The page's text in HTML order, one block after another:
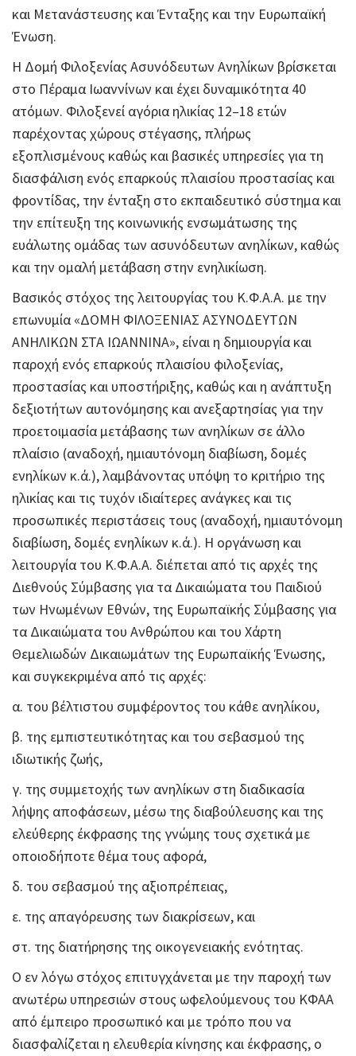
και Μετανάστευσης και Ένταξης και την Ευρωπαϊκή
Ένωση.
Η Δομή Φιλοξενίας Ασυνόδευτων Ανηλίκων βρίσκεται
στο Πέραμα Ιωαννίνων και έχει δυναμικότητα 40
ατόμων. Φιλοξενεί αγόρια ηλικίας 12–18 ετών
παρέχοντας χώρους στέγασης, πλήρως
εξοπλισμένους καθώς και βασικές υπηρεσίες για τη
διασφάλιση ενός επαρκούς πλαισίου προστασίας και
φροντίδας, την ένταξη στο εκπαιδευτικό σύστημα και
την επίτευξη της κοινωνικής ενσωμάτωσης της
ευάλωτης ομάδας των ασυνόδευτων ανηλίκων, καθώς
και την ομαλή μετάβαση στην ενηλικίωση.
Βασικός στόχος της λειτουργίας του Κ.Φ.Α.Α. με την
επωνυμία «ΔΟΜΗ ΦΙΛΟΞΕΝΙΑΣ ΑΣΥΝΟΔΕΥΤΩΝ
ΑΝΗΛΙΚΩΝ ΣΤΑ ΙΩΑΝΝΙΝΑ», είναι η δημιουργία και
παροχή ενός επαρκούς πλαισίου φιλοξενίας,
προστασίας και υποστήριξης, καθώς και η ανάπτυξη
δεξιοτήτων αυτονόμησης και ανεξαρτησίας για την
προετοιμασία μετάβασης των ανηλίκων σε άλλο
πλαίσιο (αναδοχή, ημιαυτόνομη διαβίωση, δομές
ενηλίκων κ.ά.), λαμβάνοντας υπόψη το κριτήριο της
ηλικίας και τις τυχόν ιδιαίτερες ανάγκες και τις
προσωπικές περιστάσεις τους (αναδοχή, ημιαυτόνομη
διαβίωση, δομές ενηλίκων κ.ά.). Η οργάνωση και
λειτουργία του Κ.Φ.Α.Α. διέπεται από τις αρχές της
Διεθνούς Σύμβασης για τα Δικαιώματα του Παιδιού
των Ηνωμένων Εθνών, της Ευρωπαϊκής Σύμβασης για
τα Δικαιώματα του Ανθρώπου και του Χάρτη
Θεμελιωδών Δικαιωμάτων της Ευρωπαϊκής Ένωσης,
και συγκεκριμένα από τις αρχές:
α. του βέλτιστου συμφέροντος του κάθε ανηλίκου,
β. της εμπιστευτικότητας και του σεβασμού της
ιδιωτικής ζωής,
γ. της συμμετοχής των ανηλίκων στη διαδικασία
λήψης αποφάσεων, μέσω της διαβούλευσης και της
ελεύθερης έκφρασης της γνώμης τους σχετικά με
οποιοδήποτε θέμα τους αφορά,
δ. του σεβασμού της αξιοπρέπειας,
ε. της απαγόρευσης των διακρίσεων, και
στ. της διατήρησης της οικογενειακής ενότητας.
Ο εν λόγω στόχος επιτυγχάνεται με την παροχή των
ανωτέρω υπηρεσιών στους ωφελούμενους του ΚΦΑΑ
από έμπειρο προσωπικό και με τρόπο που να
διασφαλίζεται η ελευθερία κίνησης και έκφρασης, ο